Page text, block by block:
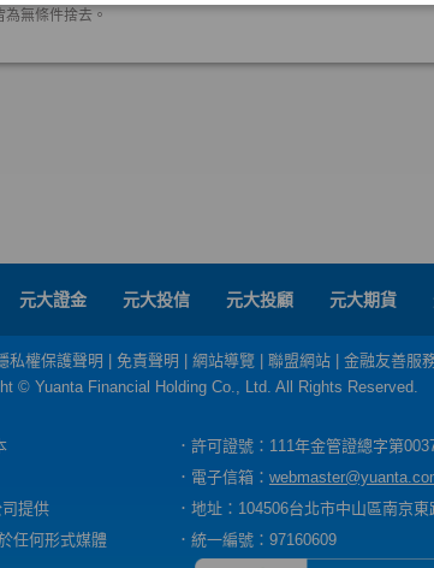
元大證金 元大投信 元大投顧 元大期貨
私權保護聲明 免責聲明 網站導覽 聯盟網站
金融友善服
© Yuanta Financial Holding Co., Ltd. All Rights Reserved.
．許可證號：111年金管證總字第
．電子信箱：
提供
．地址：104506台北市中山區南京
任何形式媒體
．統一編號：97160609